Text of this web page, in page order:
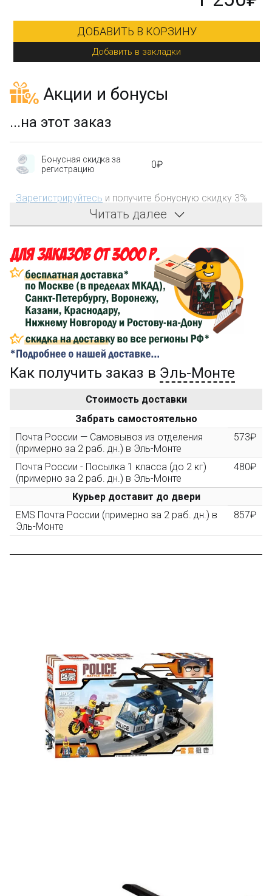
ДОБАВИТЬ В КОРЗИНУ
Добавить в закладки
Акции и бонусы
...на этот заказ
Бонусная скидка за
регистрацию
0₽
Зарегистрируйтесь и получите бонусную скидку 3%
на первый заказ!
затрат на доставку
Сделайте заказ на сумму не менее 3 000₽, оплатите
его на карту Сбербанка и получите 150₽ на
компенсацию доставки.
...на следующий заказ
Золотая скидка
персональная
10%
3000 рублей, Вы получите постоянную скидку на все
повторные заказы - 10%
Скидка за обзор
(фото сборки) до 10%
Пришлите фото поэтапной сборки купленного
конструктора и получите дополнительную скидку
10% при покупке следующего набора (не дороже 10
Скидка за отзыв
на Яндекс.Маркете 150₽
Оставьте отзыв (не менее 50 символов) о товаре
через системуЯндекс.Маркетс обязательным
указанием номера и даты заказа в нашем магазине
и получите купон на скидку 150₽
Читать далее
Как получить заказ в Эль-Монте
Стоимость доставки
Забрать самостоятельно
Почта России — Самовывоз из отделения
(примерно за 2 раб. дн.) в Эль-Монте
573₽
Почта России - Посылка 1 класса (до 2 кг)
(примерно за 2 раб. дн.) в Эль-Монте
480₽
Курьер доставит до двери
EMS Почта России (примерно за 2 раб. дн.) в
Эль-Монте
857₽